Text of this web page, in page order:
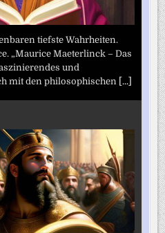
tiefste Wahrheiten.
„Maurice Maeterlinck – Das
und
mit den philosophischen [...]